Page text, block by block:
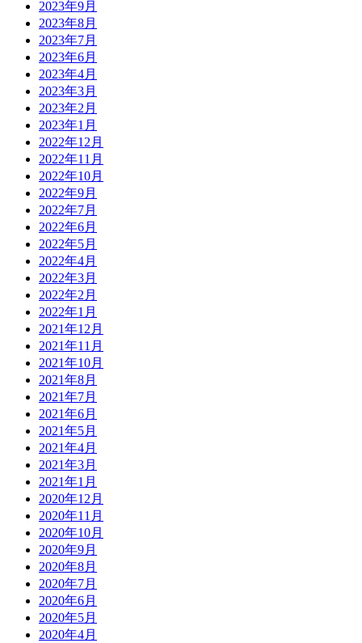
2023年9月
2023年8月
2023年7月
2023年6月
2023年4月
2023年3月
2023年2月
2023年1月
2022年12月
2022年11月
2022年10月
2022年9月
2022年7月
2022年6月
2022年5月
2022年4月
2022年3月
2022年2月
2022年1月
2021年12月
2021年11月
2021年10月
2021年8月
2021年7月
2021年6月
2021年5月
2021年4月
2021年3月
2021年1月
2020年12月
2020年11月
2020年10月
2020年9月
2020年8月
2020年7月
2020年6月
2020年5月
2020年4月